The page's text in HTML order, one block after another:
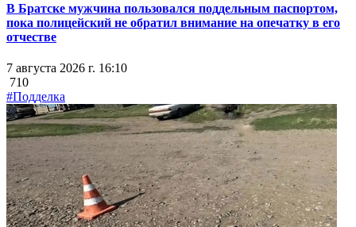
В Братске мужчина пользовался поддельным паспортом,
пока полицейский не обратил внимание на опечатку в его
отчестве
7 августа 2026 г. 16:10
710
#Подделка